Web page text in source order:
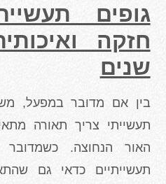
גופים
חזקה
שנים
בין אם מדובר במפעל,
תעשייתי צריך תאורה
האור הנחוצה.
תעשייתיים כדאי גם